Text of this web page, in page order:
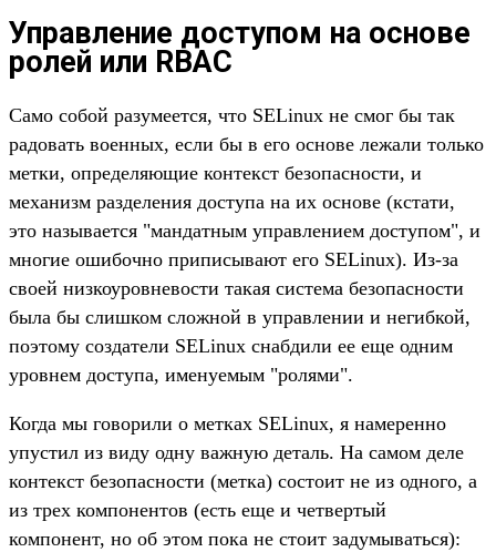
Управление доступом на основе
ролей или RBAC
Само собой разумеется, что SELinux не смог бы так
радовать военных, если бы в его основе лежали только
метки, определяющие контекст безопасности, и
механизм разделения доступа на их основе (кстати,
это называется "мандатным управлением доступом", и
многие ошибочно приписывают его SELinux). Из-за
своей низкоуровневости такая система безопасности
была бы слишком сложной в управлении и негибкой,
поэтому создатели SELinux снабдили ее еще одним
уровнем доступа, именуемым "ролями".
Когда мы говорили о метках SELinux, я намеренно
упустил из виду одну важную деталь. На самом деле
контекст безопасности (метка) состоит не из одного, а
из трех компонентов (есть еще и четвертый
компонент, но об этом пока не стоит задумываться):